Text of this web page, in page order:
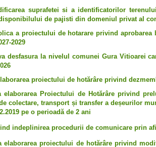
suprafetei si a identificatorilor
de pajisti din domeniul privat al
a proiectului de hotarare privind
2029
desfasura la nivelul comunei Gura Vitioarei
proiectului de hotărâre privind
elaborarea Proiectului de Hotărâre privind
colectare, transport și transfer a deșeurilor
pe o perioadă de 2 ani
indeplinirea procedurii de comunicare prin
elaborarea proiectului de hotărâre privind